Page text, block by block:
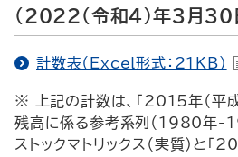
（2022（令和4）年3月30
計数表（Excel形式：21KB）
※ 上記の計数は、「2015年（平
残高に係る参考系列（1980年-
ストックマトリックス（実質）と